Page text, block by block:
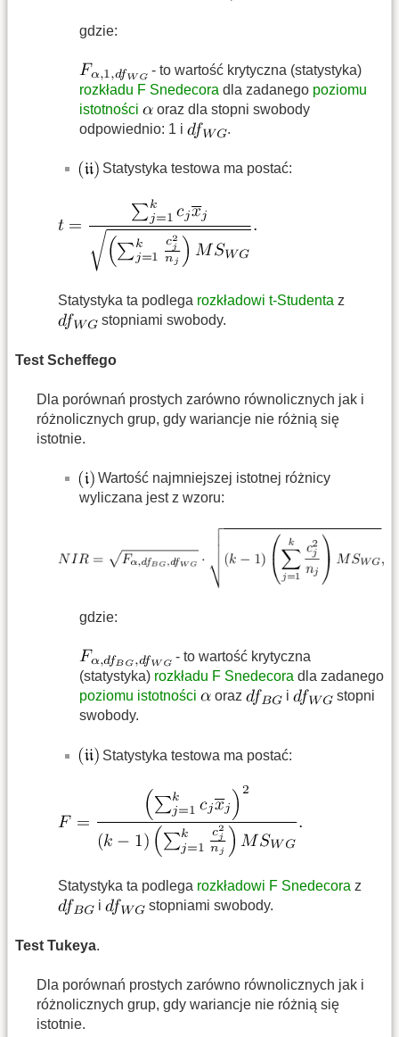
gdzie:
- to wartość krytyczna (statystyka)
rozkładu F Snedecora dla zadanego poziomu
istotności
oraz dla stopni swobody
odpowiednio: 1 i
.
Statystyka testowa ma postać:
Statystyka ta podlega rozkładowi t-Studenta z
stopniami swobody.
Test Scheffego
Dla porównań prostych zarówno równolicznych jak i
różnolicznych grup, gdy wariancje nie różnią się
istotnie.
Wartość najmniejszej istotnej różnicy
wyliczana jest z wzoru:
gdzie:
- to wartość krytyczna
(statystyka) rozkładu F Snedecora dla zadanego
poziomu istotności
oraz i
stopni
swobody.
Statystyka testowa ma postać:
Statystyka ta podlega rozkładowi F Snedecora z
i
stopniami swobody.
Test Tukeya.
Dla porównań prostych zarówno równolicznych jak i
różnolicznych grup, gdy wariancje nie różnią się
istotnie.